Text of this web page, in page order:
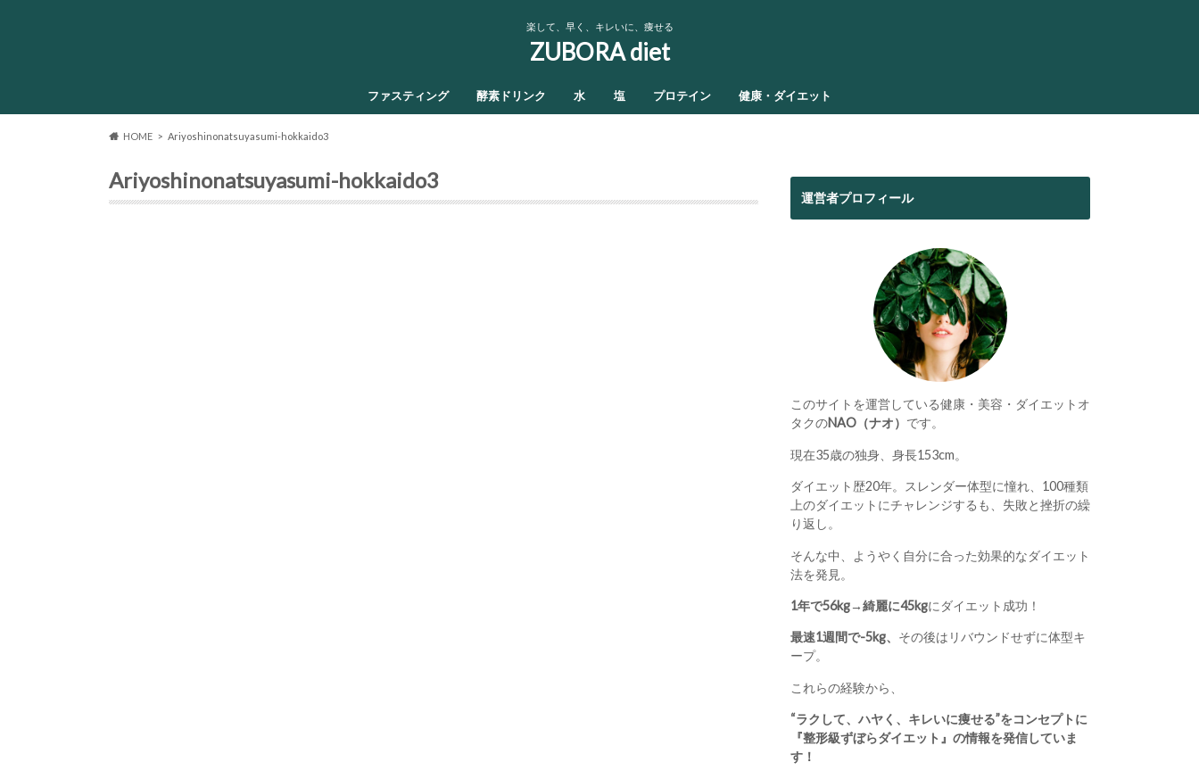
楽して、早く、キレいに、痩せる
ZUBORA diet
ファスティング 酵素ドリンク 水 塩 プロテイン 健康・ダイエット
HOME Ariyoshinonatsuyasumi-hokkaido3
Ariyoshinonatsuyasumi-hokkaido3
運営者プロフィール
このサイトを運営している健康・美容・ダイエットオ
タクのNAO（ナオ） です。
現在35歳の独身、身長153cm。
ダイエット歴20年。スレンダー体型に憧れ、100種類
上のダイエットにチャレンジするも、失敗と挫折の繰
り返し。
そんな中、ようやく自分に合った効果的なダイエット
法を発見。
1年で56kg→綺麗に45kgにダイエット成功！
最速1週間で-5kg、 その後はリバウンドせずに体型キ
ープ。
これらの経験から、
“ラクして、ハヤく、キレいに痩せる”をコンセプトに
『整形級ずぼらダイエット』の情報を発信していま
す！